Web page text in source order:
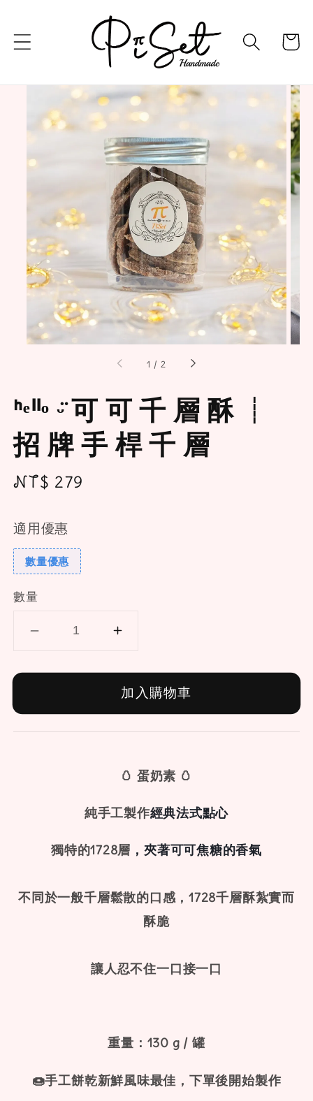
1 / 2
ᑋᵉᑊᑊᵒ ᵕ̈ 可 可 千 層 酥 ┊
招 牌 手 桿 千 層
Regular
NT$ 279
適用優惠
數量優惠
數量
加入購物車
🥚 蛋奶素 🥚
純手工製作經典法式點心
獨特的1728層 ，夾著可可焦糖的香氣
不同於一般千層鬆散的口感，1728千層酥紮實而
酥脆
讓人忍不住一口接一口
重量：130 g / 罐
🍩手工餅乾新鮮風味最佳，下單後開始製作